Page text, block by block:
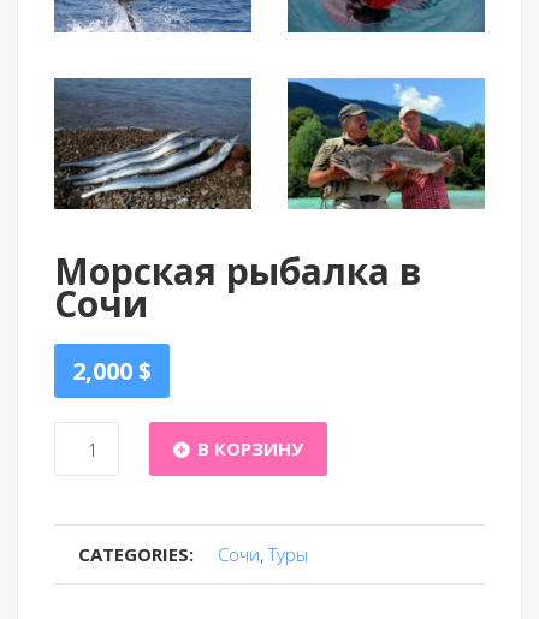
Морская рыбалка в
Сочи
2,000$
Количество
рыбалка
В КОРЗИНУ
CATEGORIES: Сочи,Туры